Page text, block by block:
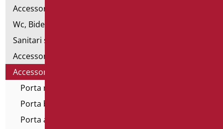
Accessori per Lavabo
Wc, Bidet e pareti attrezzate
Sanitari speciali
Accessori per WC
Accessori bagno
Porta rifiuti
Porta bicchieri
Porta asciugamano